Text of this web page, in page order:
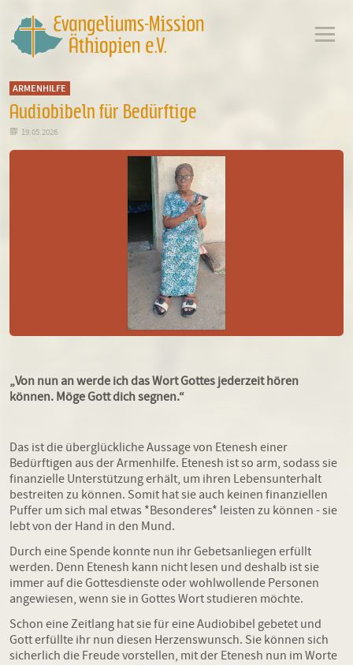
ARMENHILFE
Audiobibeln für Bedürftige
 19.05.2026
„Von nun an werde ich das Wort Gottes jederzeit hören
können. Möge Gott dich segnen.“
Das ist die überglückliche Aussage von Etenesh einer
Bedürftigen aus der Armenhilfe. Etenesh ist so arm, sodass sie
finanzielle Unterstützung erhält, um ihren Lebensunterhalt
bestreiten zu können. Somit hat sie auch keinen finanziellen
Puffer um sich mal etwas *Besonderes* leisten zu können - sie
lebt von der Hand in den Mund.
Durch eine Spende konnte nun ihr Gebetsanliegen erfüllt
werden. Denn Etenesh kann nicht lesen und deshalb ist sie
immer auf die Gottesdienste oder wohlwollende Personen
angewiesen, wenn sie in Gottes Wort studieren möchte.
Schon eine Zeitlang hat sie für eine Audiobibel gebetet und
Gott erfüllte ihr nun diesen Herzenswunsch. Sie können sich
sicherlich die Freude vorstellen, mit der Etenesh nun im Worte